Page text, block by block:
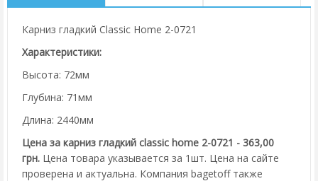
Карниз гладкий Classic Home 2-0721
Характеристики:
Высота: 72мм
Глубина: 71мм
Длина: 2440мм
Цена за карниз гладкий classic home 2-0721 - 363,00
грн. Цена товара указывается за 1шт. Цена на сайте
проверена и актуальна. Компания bagetoff также